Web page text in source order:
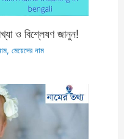
ও বিশ্লেষণ জানুন!
,মেয়েদের নাম